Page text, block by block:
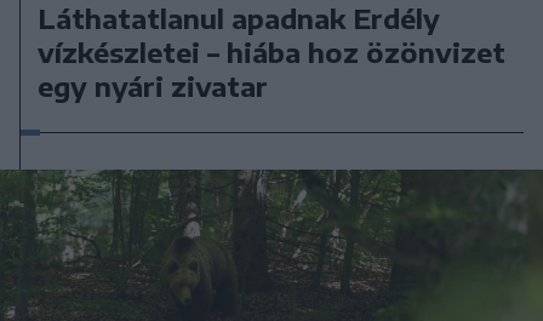
Láthatatlanul apadnak Erdély
vízkészletei – hiába hoz özönvizet
egy nyári zivatar